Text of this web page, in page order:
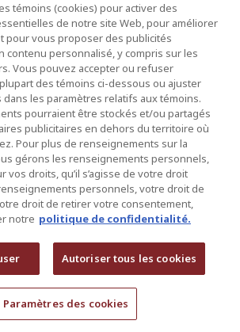
S.E.N.C.R.L./s.r.l.
| Vancouver | Ottawa | New York
témoins (cookies) pour activer des
de notre site Web, pour améliorer
pour vous proposer des publicités
contenu personnalisé, y compris sur les
Vous pouvez accepter ou refuser
des témoins ci-dessous ou ajuster
les paramètres relatifs aux témoins.
pourraient être stockés et/ou partagés
publicitaires en dehors du territoire où
Pour plus de renseignements sur la
gérons les renseignements personnels,
vos droits, qu’il s’agisse de votre droit
personnels, votre droit de
droit de retirer votre consentement,
notre politique de confidentialité.
Autoriser tous les cookies
Paramètres des cookies